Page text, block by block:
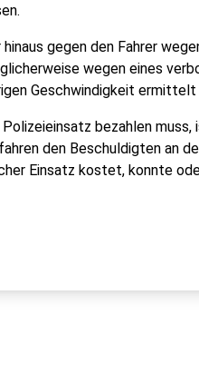
gegen den Fahrer
wegen eines
Geschwindigkeit ermittelt
bezahlen
den Beschuldigten an
Einsatz kostet, konnte